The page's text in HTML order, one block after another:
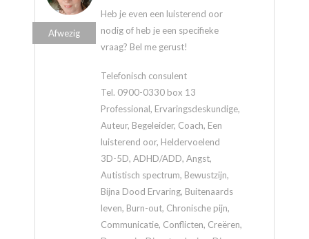
Heb je even een luisterend oor
nodig of heb je een specifieke
vraag? Bel me gerust!
Telefonisch consulent
Tel. 0900-0330 box 13
Professional, Ervaringsdeskundige,
Auteur, Begeleider, Coach, Een
luisterend oor, Heldervoelend
3D-5D, ADHD/ADD, Angst,
Autistisch spectrum, Bewustzijn,
Bijna Dood Ervaring, Buitenaards
leven, Burn-out, Chronische pijn,
Communicatie, Conflicten, Creëren,
Afwezig